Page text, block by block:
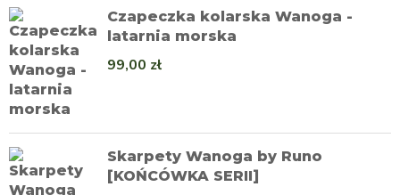
Czapeczka kolarska Wanoga -
latarnia morska
99,00 zł
Skarpety Wanoga by Runo
[KOŃCÓWKA SERII]